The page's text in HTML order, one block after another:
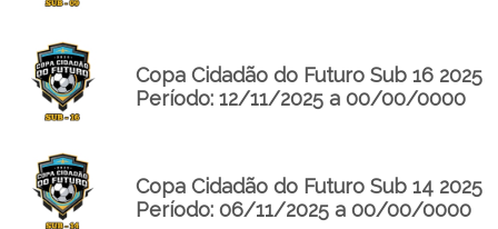
Copa Cidadão do Futuro Sub 16 2025
Período: 12/11/2025 a 00/00/0000
Copa Cidadão do Futuro Sub 14 2025
Período: 06/11/2025 a 00/00/0000